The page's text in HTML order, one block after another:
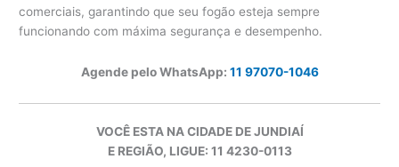
comerciais, garantindo que seu fogão esteja sempre
funcionando com máxima segurança e desempenho.
Agende pelo WhatsApp: 11 97070-1046
VOCÊ ESTA NA CIDADE DE JUNDIAÍ
E REGIÃO, LIGUE: 11 4230-0113